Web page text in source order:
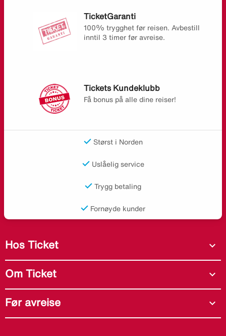
TicketGaranti
100% trygghet før reisen. Avbestill
inntil 3 timer før avreise.
Tickets Kundeklubb
Få bonus på alle dine reiser!
Størst i Norden
Uslåelig service
Trygg betaling
Fornøyde kunder
Hos Ticket expand_more
Om Ticket expand_more
Før avreise expand_more